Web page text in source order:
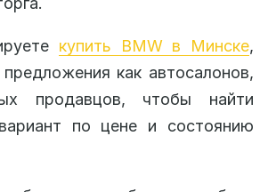
купить BMW в Минске,
как автосалонов,
продавцов, чтобы найти
по цене и состоянию